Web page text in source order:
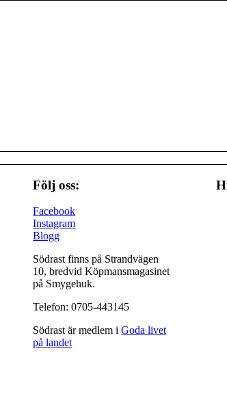
Följ oss:
Facebook
Instagram
Blogg
Södrast finns på Strandvägen
10, bredvid Köpmansmagasinet
på Smygehuk.
Telefon: 0705-443145
Södrast är medlem iGoda livet
på landet